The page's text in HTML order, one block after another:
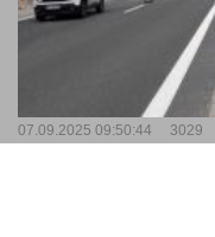
07.09.2025 09:50:44 3029